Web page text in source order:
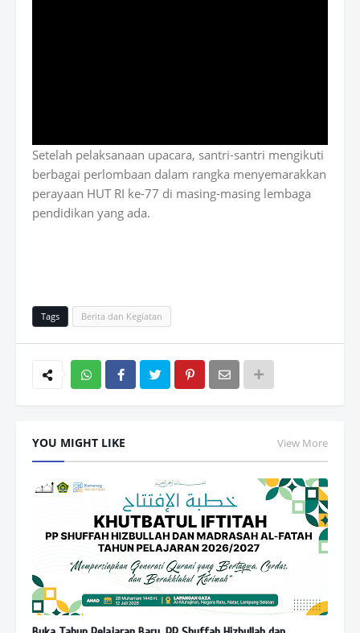
Setelah pelaksanaan upacara, santri-santri mengikuti
berbagai perlombaan dalam rangka menyemarakkan
perayaan HUT RI ke-77 di masing-masing lembaga
pendidikan yang ada.
Tags Berita dan Kegiatan
p
YOU MIGHT LIKE View More